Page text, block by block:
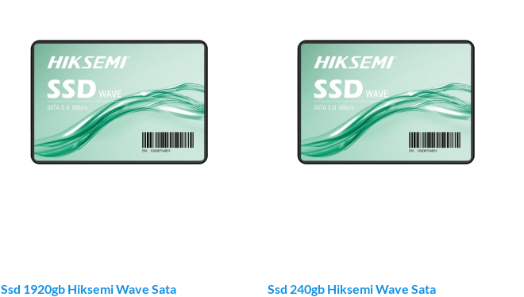
Ssd 1920gb Hiksemi Wave Sata Ssd 240gb Hiksemi Wave Sata